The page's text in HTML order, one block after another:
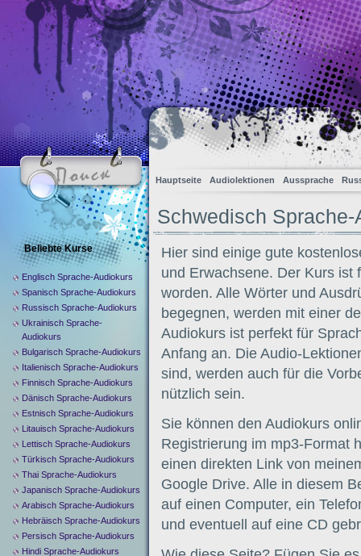
Hauptseite Audiolektionen Aussprache
Schwedisch Sprache-
Hier sind einige gute
und Erwachsene. Der Kurs ist
worden. Alle Wörter und
begegnen, werden mit einer
Audiokurs ist perfekt für
Anfang an. Die Audio-
sind, werden auch für die
nützlich sein.
Sie können den Audiokurs
Registrierung im mp3-Format
einen direkten Link von
Google Drive. Alle in diesem
auf einen Computer, ein
und eventuell auf eine CD
Beliebte Kurse
Englisch Sprache-Audiokurs
Spanisch Sprache-Audiokurs
Russisch Sprache-Audiokurs
Ukrainisch Sprache-
Audiokurs
Bulgarisch Sprache-Audiokurs
Italienisch Sprache-Audiokurs
Finnisch Sprache-Audiokurs
Dänisch Sprache-Audiokurs
Estnisch Sprache-Audiokurs
Litauisch Sprache-Audiokurs
Lettisch Sprache-Audiokurs
Türkisch Sprache-Audiokurs
Thai Sprache-Audiokurs
Japanisch Sprache-Audiokurs
Arabisch Sprache-Audiokurs
Hebräisch Sprache-Audiokurs
Persisch Sprache-Audiokurs
Hindi Sprache-Audiokurs